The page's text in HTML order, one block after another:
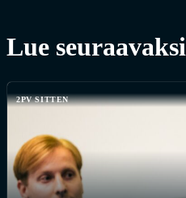
Lue seuraavaksi
2PV SITTEN